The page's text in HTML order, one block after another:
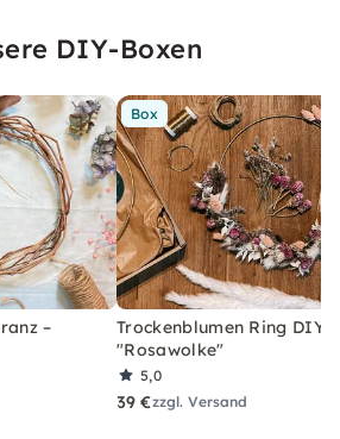
DIY-Boxen
–
Box
Trockenblumen Ring DIY-
"Rosawolke"
5,0
39 €zzgl. Versand